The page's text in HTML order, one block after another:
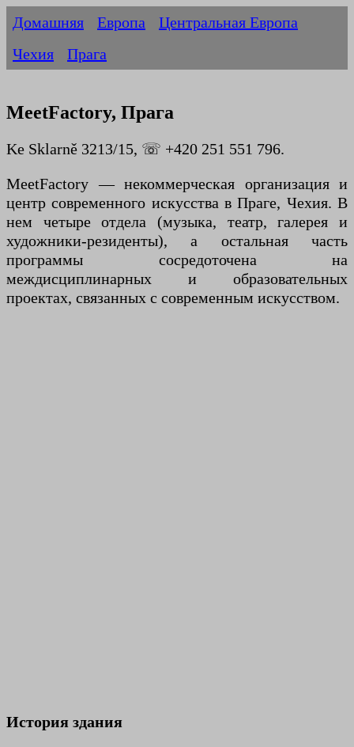
Домашняя Европа
Центральная Европа
Чехия
Прага
MeetFactory, Прага
Ke Sklarně 3213/15, ☏ +420 251 551 796.
MeetFactory — некоммерческая организация и
центр современного искусства в Праге, Чехия. В
нем четыре отдела (музыка, театр, галерея и
художники-резиденты), а остальная часть
программы сосредоточена на
междисциплинарных и образовательных
проектах, связанных с современным искусством.
История здания